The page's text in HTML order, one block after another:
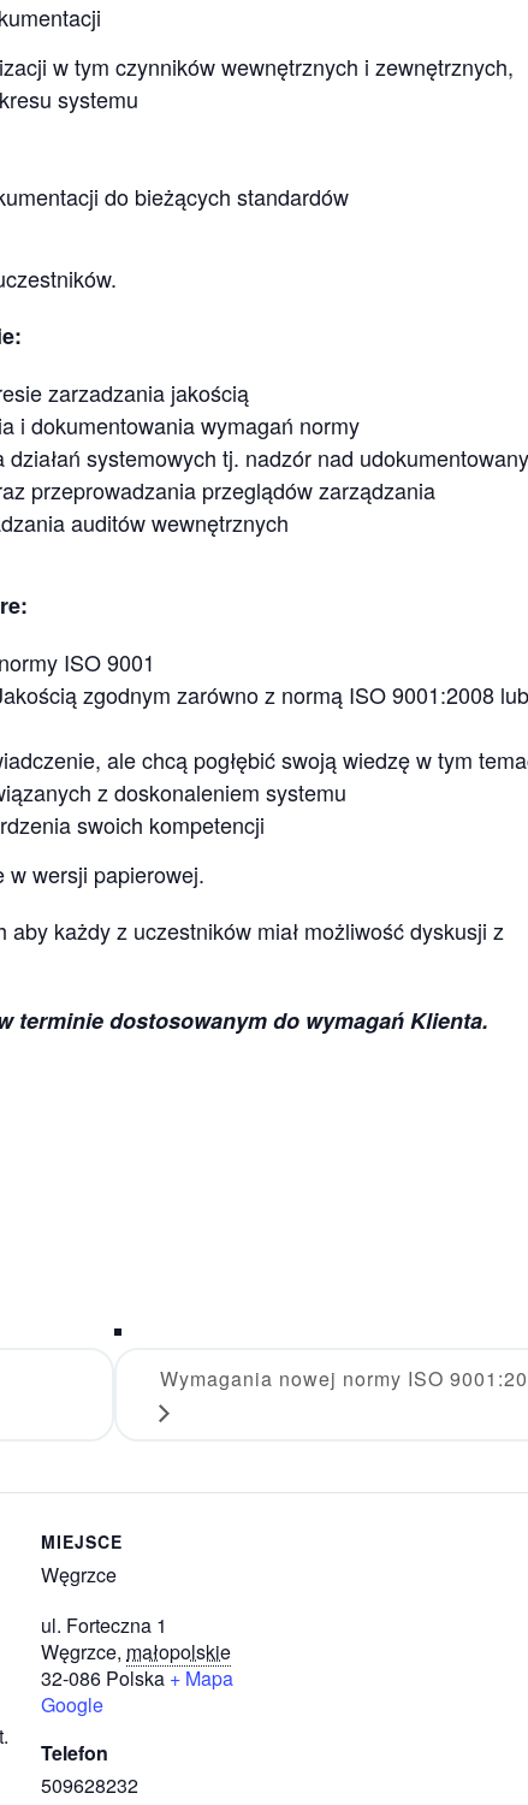
w tym czynników wewnętrznych i zewnętrznych,
systemu
do bieżących standardów
zarzadzania jakością
i dokumentowania wymagań normy
systemowych tj. nadzór nad
przeprowadzania przeglądów zarządzania
auditów wewnętrznych
ISO 9001
zgodnym zarówno z normą ISO 9001:2008
ale chcą pogłębić swoją wiedzę w tym
z doskonaleniem systemu
swoich kompetencji
w wersji papierowej.
każdy z uczestników miał możliwość dyskusji z
terminie dostosowanym do wymagań Klienta.
MIEJSCE
Węgrzce
ul. Forteczna 1
Węgrzce, małopolskie
32-086 Polska + Mapa
Google
Telefon
509628232
Wymagania nowej normy ISO